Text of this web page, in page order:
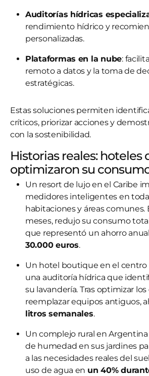
Auditorías hídricas
rendimiento hídrico y
personalizadas.
Plataformas en la nube:
remoto a datos y la toma de
estratégicas.
Estas soluciones permiten
críticos, priorizar acciones y
con la sostenibilidad.
Historias reales: hoteles
optimizaron su
Un resort de lujo en el Caribe
medidores inteligentes en
habitaciones y áreas comunes.
meses, redujo su consumo
que representó un ahorro
30.000 euros.
Un hotel boutique en el centro
una auditoría hídrica que
su lavandería. Tras optimizar
reemplazar equipos antiguos,
litros semanales.
Un complejo rural en
de humedad en sus jardines
a las necesidades reales del
uso de agua en un 40%